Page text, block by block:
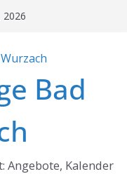
2026
Bad
Angebote, Kalender